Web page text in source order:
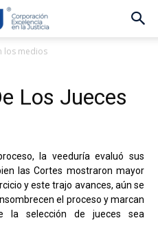
los medios
Los Jueces
la veeduría evaluó sus
las Cortes mostraron mayor
y este trajo avances, aún se
el proceso y marcan
la selección de jueces sea